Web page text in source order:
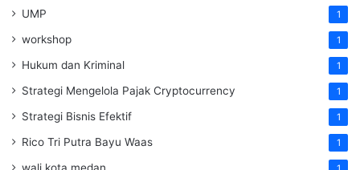
UMP 1
workshop 1
Hukum dan Kriminal 1
Strategi Mengelola Pajak Cryptocurrency 1
Strategi Bisnis Efektif 1
Rico Tri Putra Bayu Waas 1